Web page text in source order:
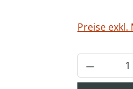
Preise exkl.